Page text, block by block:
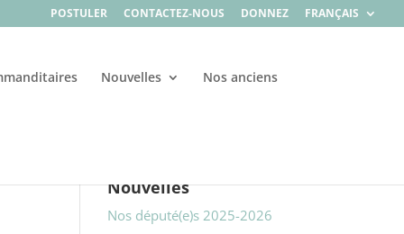
POSTULER CONTACTEZ-NOUS DONNEZ FRANÇAIS
Nouvelles Nos anciens
Nouvelles
Nos député(e)s 2025-2026